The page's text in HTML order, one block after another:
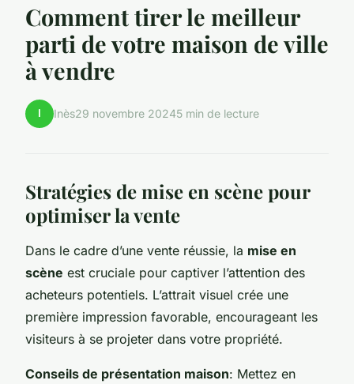
Comment tirer le meilleur
parti de votre maison de ville
à vendre
I Inès29 novembre 20245 min de lecture
Stratégies de mise en scène pour
optimiser la vente
Dans le cadre d’une vente réussie, la mise en
scène est cruciale pour captiver l’attention des
acheteurs potentiels. L’attrait visuel crée une
première impression favorable, encourageant les
visiteurs à se projeter dans votre propriété.
Conseils de présentation maison: Mettez en